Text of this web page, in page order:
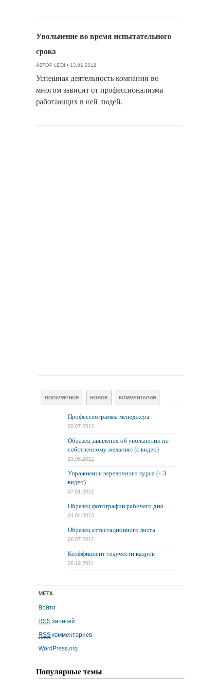
Увольнение во время испытательного
срока
АВТОР LEDI • 13.01.2012
Успешная деятельность компании во
многом зависит от профессионализма
работающих в ней людей.
ПОПУЛЯРНОЕ НОВОЕ КОММЕНТАРИИ
Профессиограмма менеджера
20.07.2012
Образец заявления об увольнении по
собственному желанию (с видео)
13.08.2012
Упражнения веревочного курса (+ 3
видео)
07.01.2012
Образец фотографии рабочего дня
24.04.2013
Образец аттестационного листа
06.07.2012
Коэффициент текучести кадров
26.12.2011
МЕТА
Войти
RSS записей
RSS комментариев
WordPress.org
Популярные темы